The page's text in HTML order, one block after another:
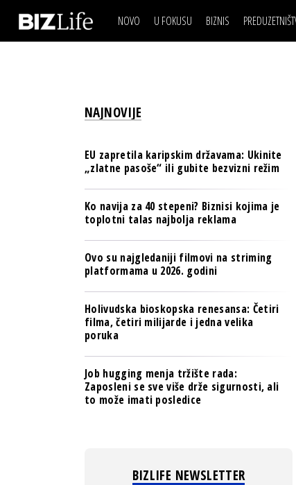
NOVO U FOKUSU BIZNIS
BREND I
BANKE
OSIGURANJE
TECH I AI
BIZNIS & SPORT
PULS REGIONA
NOVO NA RAFU
IZJAVA DANABIZNIS SCENA
BREND I
OSIGURANJE
TECH I AI
PULS REGIONA
NAJNOVIJE
EU zapretila karipskim državama: Ukinite
„zlatne pasoše“ ili gubite bezvizni režim
Ko navija za 40 stepeni? Biznisi kojima je
toplotni talas najbolja reklama
Ovo su najgledaniji filmovi na striming
platformama u 2026. godini
Holivudska bioskopska renesansa: Četiri
filma, četiri milijarde i jedna velika
poruka
Job hugging menja tržište rada:
Zaposleni se sve više drže sigurnosti, ali
to može imati posledice
BIZLIFE NEWSLETTER